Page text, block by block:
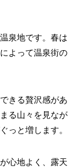
泉地です。春は
よって温泉街の
きる贅沢感があ
る山々を見なが
っと増します。
心地よく、露天